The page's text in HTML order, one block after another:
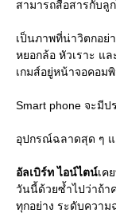
สามารถสื่อสารกับลู
เป็นภาพที่น่าวิตกอย่า
หยอกล้อ หัวเราะ แล
เกมส์อยู่หน้าจอคอม
Smart phone จะมี
อุปกรณ์ฉลาดสุด ๆ
อัลเบิร์ท ไอน์ไตน์เค
วันนี้ด้วยซ้ำไปว่าถ้า
ทุกอย่าง ระดับความ